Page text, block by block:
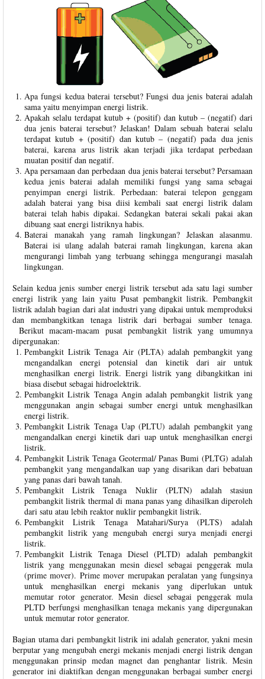
Apa fungsi kedua baterai tersebut? Fungsi dua jenis baterai adalah
sama yaitu menyimpan energi listrik.
Apakah selalu terdapat kutub + (positif) dan kutub – (negatif) dari
dua jenis baterai tersebut? Jelaskan! Dalam sebuah baterai selalu
terdapat kutub + (positif) dan kutub – (negatif) pada dua jenis
baterai, karena arus listrik akan terjadi jika terdapat perbedaan
muatan positif dan negatif.
Apa persamaan dan perbedaan dua jenis baterai tersebut? Persamaan
kedua jenis baterai adalah memiliki fungsi yang sama sebagai
penyimpan energi listrik. Perbedaan: baterai telepon genggam
adalah baterai yang bisa diisi kembali saat energi listrik dalam
baterai telah habis dipakai. Sedangkan baterai sekali pakai akan
dibuang saat energi listriknya habis.
Baterai manakah yang ramah lingkungan? Jelaskan alasanmu.
Baterai isi ulang adalah baterai ramah lingkungan, karena akan
mengurangi limbah yang terbuang sehingga mengurangi masalah
lingkungan.
Selain kedua jenis sumber energi listrik tersebut ada satu lagi sumber
energi listrik yang lain yaitu Pusat pembangkit listrik. Pembangkit
listrik adalah bagian dari alat industri yang dipakai untuk memproduksi
dan membangkitkan tenaga listrik dari berbagai sumber tenaga.
Berikut macam-macam pusat pembangkit listrik yang umumnya
dipergunakan:
Pembangkit Listrik Tenaga Air (PLTA) adalah pembangkit yang
mengandalkan energi potensial dan kinetik dari air untuk
menghasilkan energi listrik. Energi listrik yang dibangkitkan ini
biasa disebut sebagai hidroelektrik.
Pembangkit Listrik Tenaga Angin adalah pembangkit listrik yang
menggunakan angin sebagai sumber energi untuk menghasilkan
energi listrik.
Pembangkit Listrik Tenaga Uap (PLTU) adalah pembangkit yang
mengandalkan energi kinetik dari uap untuk menghasilkan energi
listrik.
Pembangkit Listrik Tenaga Geotermal/ Panas Bumi (PLTG) adalah
pembangkit yang mengandalkan uap yang disarikan dari bebatuan
yang panas dari bawah tanah.
Pembangkit Listrik Tenaga Nuklir (PLTN) adalah stasiun
pembangkit listrik thermal di mana panas yang dihasilkan diperoleh
dari satu atau lebih reaktor nuklir pembangkit listrik.
Pembangkit Listrik Tenaga Matahari/Surya (PLTS) adalah
pembangkit listrik yang mengubah energi surya menjadi energi
listrik.
Pembangkit Listrik Tenaga Diesel (PLTD) adalah pembangkit
listrik yang menggunakan mesin diesel sebagai penggerak mula
(prime mover). Prime mover merupakan peralatan yang fungsinya
untuk menghasilkan energi mekanis yang diperlukan untuk
memutar rotor generator. Mesin diesel sebagai penggerak mula
PLTD berfungsi menghasilkan tenaga mekanis yang dipergunakan
untuk memutar rotor generator.
Bagian utama dari pembangkit listrik ini adalah generator, yakni mesin
berputar yang mengubah energi mekanis menjadi energi listrik dengan
menggunakan prinsip medan magnet dan penghantar listrik. Mesin
generator ini diaktifkan dengan menggunakan berbagai sumber energi